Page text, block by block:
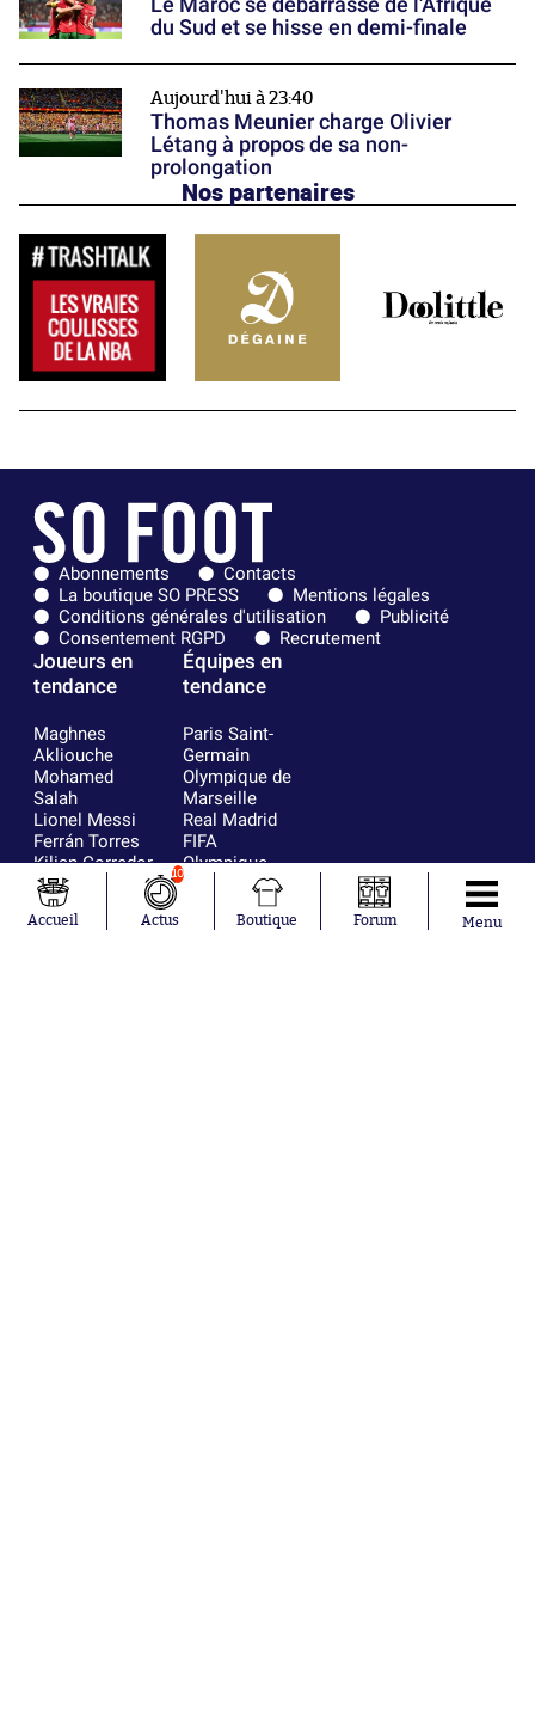
du Sud et se hisse en demi-finale
Aujourd'hui à 23:40
Thomas Meunier charge Olivier
Létang à propos de sa non-
prolongation
Nos partenaires
Abonnements
Contacts
La boutique SO PRESS
Mentions légales
Conditions générales d'utilisation
Publicité
Consentement RGPD
Recrutement
Joueurs en
tendance
Maghnes
Akliouche
Mohamed
Salah
Lionel Messi
Ferrán Torres
Kilian Corredor
Franco
Mastantuono
Orel Mangala
Équipes en
tendance
Paris Saint-
Germain
Olympique de
Marseille
Real Madrid
FIFA
Olympique
lyonnais
AS Monaco
FC Barcelone
Accueil
10
Actus Boutique Forum Menu